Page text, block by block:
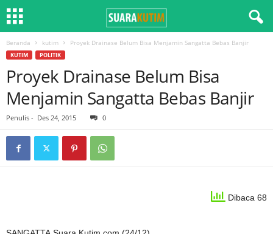
Beranda kutim Proyek Drainase Belum Bisa Menjamin Sangatta Bebas Banjir
KUTIM POLITIK
Proyek Drainase Belum Bisa
Menjamin Sangatta Bebas Banjir
Penulis - Des 24, 2015 0
Dibaca 68